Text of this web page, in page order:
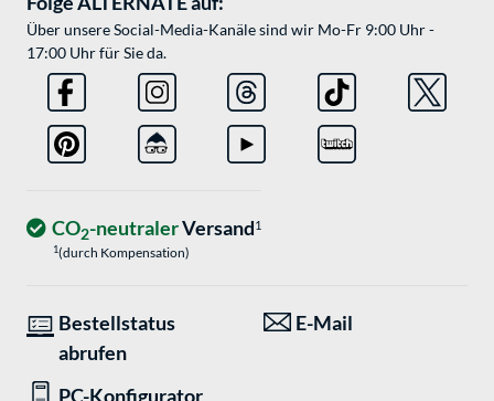
Über unsere Social-Media-Kanäle sind wir Mo-Fr 9:00 Uhr -
17:00 Uhr für Sie da.
CO2-neutralerVersand1
1(durch Kompensation)
Bestellstatus
abrufen
E-Mail
PC-Konfigurator